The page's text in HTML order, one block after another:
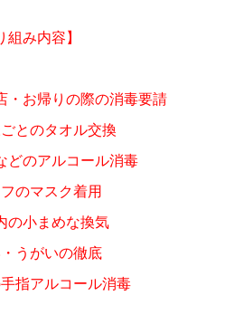
組み内容】
・お帰りの際の消毒要請
とのタオル交換
どのアルコール消毒
のマスク着用
の小まめな換気
・うがいの徹底
指アルコール消毒